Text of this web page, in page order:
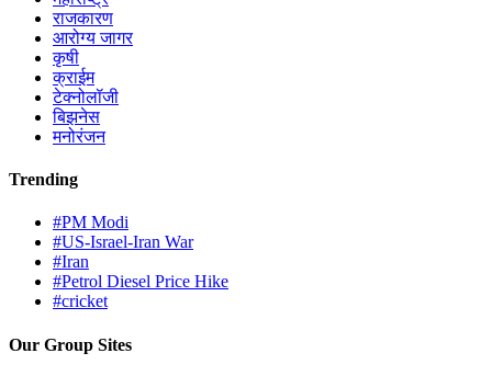
राजकारण
आरोग्य जागर
कृषी
क्राईम
टेक्नोलॉजी
बिझनेस
मनोरंजन
Trending
#PM Modi
#US-Israel-Iran War
#Iran
#Petrol Diesel Price Hike
#cricket
Our Group Sites